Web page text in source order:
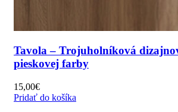
Tavola – Trojuholníková
pieskovej farby
15,00€
Pridať do košíka